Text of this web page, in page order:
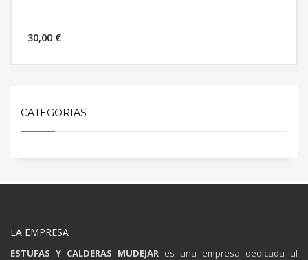
30,00 €
CATEGORIAS
LA EMPRESA
ESTUFAS Y CALDERAS MUDEJAR es una empresa dedicada al